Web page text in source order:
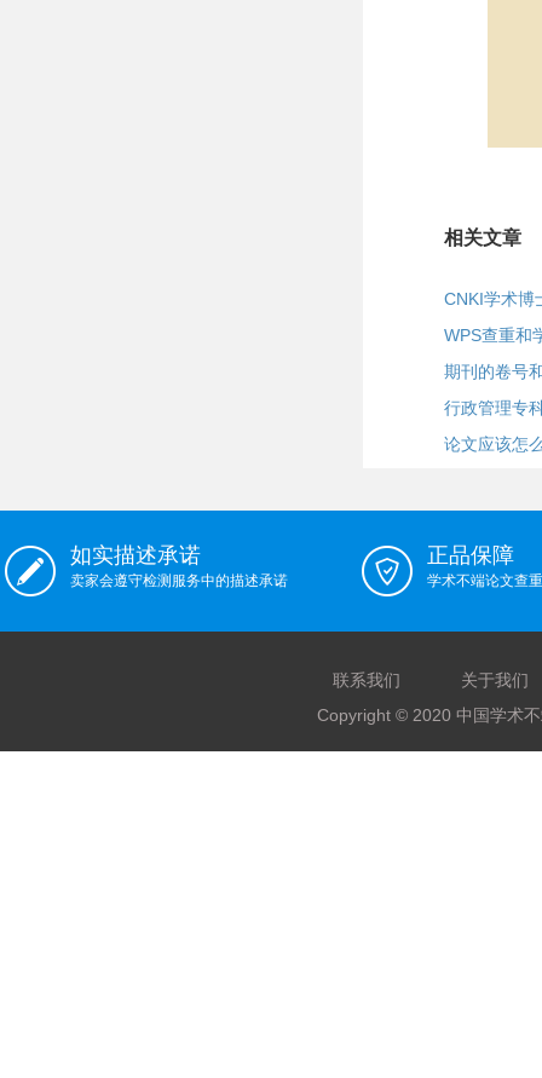
相关文章
CNKI学术博
WPS查重和
期刊的卷号
行政管理专
论文应该怎
如实描述承诺
卖家会遵守检测服务中的描述承诺
正品保障
学术不端论文查
联系我们
关于我们
Copyright © 2020 中国学术